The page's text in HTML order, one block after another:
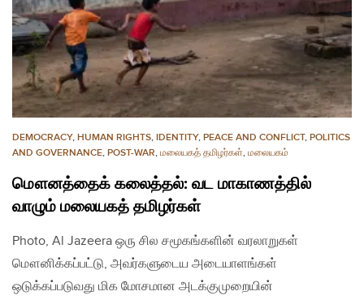
DEMOCRACY, HUMAN RIGHTS, IDENTITY, PEACE AND CONFLICT, POLITICS
AND GOVERNANCE, POST-WAR, மலையகத் தமிழர்கள், மலையகம்
மௌனத்தைக் கலைத்தல்: வட மாகாணத்தில்
வாழும் மலையகத் தமிழர்கள்
Photo, Al Jazeera ஒரு சில சமூகங்களின் வரலாறுகள்
மௌனிக்கப்பட்டு, அவர்களுடைய அடையாளங்கள்
ஒடுக்கப்படுவது மிக மோசமான அடக்குமுறையின்